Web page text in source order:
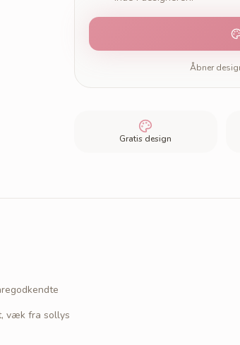
Åbner
Gratis design
væk fra sollys